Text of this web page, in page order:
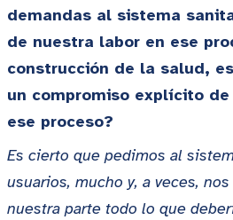
demandas al sistema
de nuestra labor en ese
construcción de la salud,
un compromiso explícito
ese proceso?
Es cierto que pedimos al
usuarios, mucho y, a veces,
nuestra parte todo lo que